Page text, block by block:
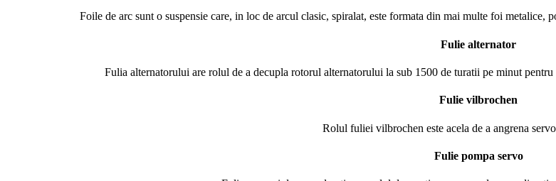
Foile de arc sunt o suspensie care, in loc de arcul clasic, spiralat, este formata din mai multe foi metalice,
Fulie alternator
Fulia alternatorului are rolul de a decupla rotorul alternatorului la sub 1500 de turatii pe minut
Fulie vilbrochen
Rolul fuliei vilbrochen este acela de a angrena
Fulie pompa servo